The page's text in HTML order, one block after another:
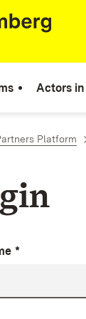
Actors in
Platform
*